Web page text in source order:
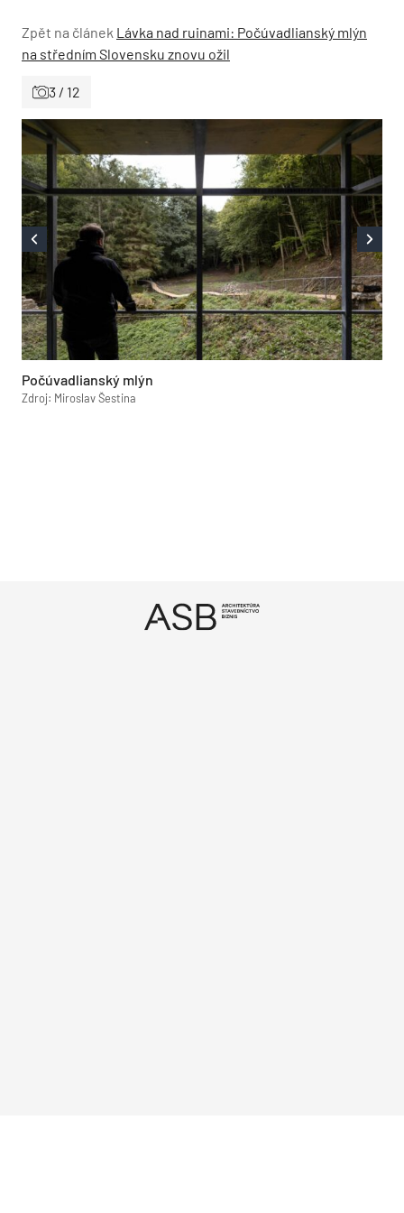
Zpět na článek Lávka nad ruinami: Počúvadlianský mlýn
na středním Slovensku znovu ožil
3 / 12
Počúvadlianský mlýn
Zdroj: Miroslav Šestina